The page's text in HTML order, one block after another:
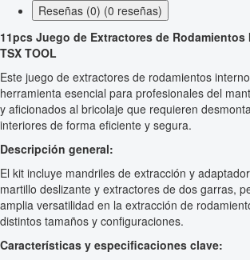
Reseñas (0) (0 reseñas)
11pcs Juego de Extractores de
TSX TOOL
Este juego de extractores de rodamientos
herramienta esencial para profesionales del
y aficionados al bricolaje que requieren
interiores de forma eficiente y segura.
Descripción general:
El kit incluye mandriles de extracción y
martillo deslizante y extractores de dos garras,
amplia versatilidad en la extracción de
distintos tamaños y configuraciones.
Características y especificaciones clave: